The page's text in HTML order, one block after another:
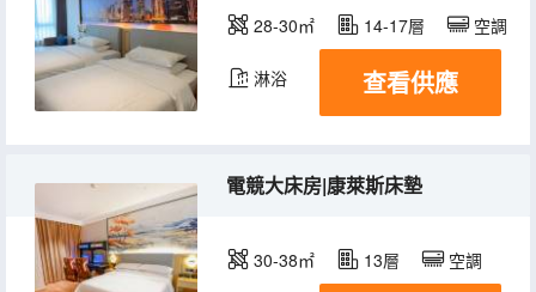
28-30㎡ 14-17層 空調
淋浴 查看供應
電競大床房|康萊斯床墊
30-38㎡ 13層 空調